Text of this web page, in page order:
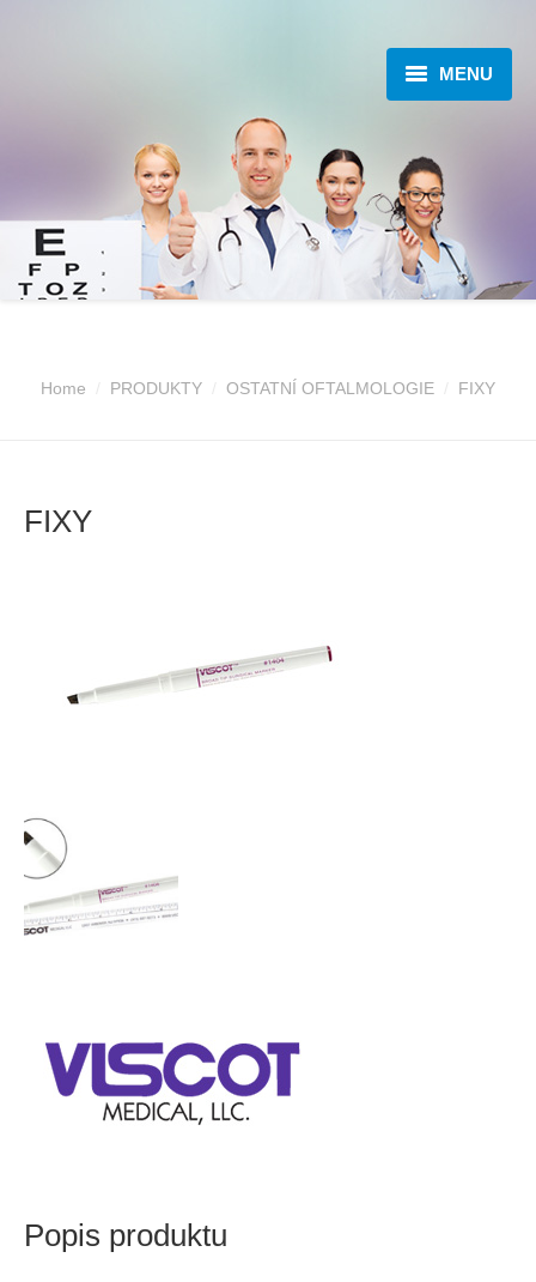
MENU
O NÁS
OFTALMOLOGIE
PRODUKTY
KATALOGY
Home PRODUKTY OSTATNÍ OFTALMOLOGIE FIXY
FIXY
Popis produktu